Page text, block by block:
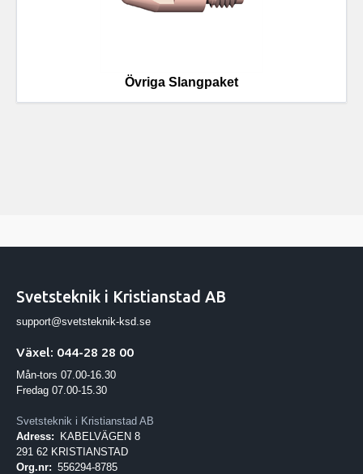
Övriga Slangpaket
Svetsteknik i Kristianstad AB
support@svetsteknik-ksd.se
Växel: 044-28 28 00
Mån-tors 07.00-16.30
Fredag 07.00-15.30
Svetsteknik i Kristianstad AB
Adress:
KABELVÄGEN 8
291 62 KRISTIANSTAD
Org.nr: 556294-8785